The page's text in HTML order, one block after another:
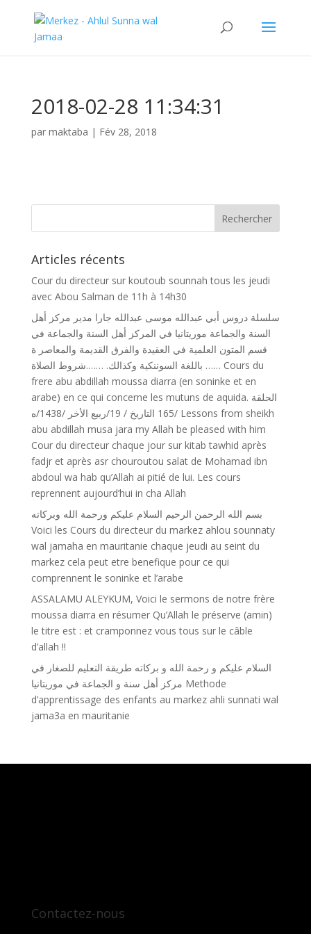
2018-02-28 11:34:31
par maktaba | Fév 28, 2018
Articles récents
Cour du directeur sur koutoub sounnah tous les jeudi
avec Abou Salman de 11h à 14h30
سلسلة دروس أبي عبدالله موسى عبدالله جارا مدير مركز أهل
السنة والجماعة موريتانيا في المركز أهل السنة والجماعة في
قسم المتون العلمية في العقيدة والفرق القديمة والمعاصر ة
باللغة السوننكية وكذالك. …….شروط الصلاة …… Cours du
frere abu abdillah moussa diarra (en soninke et en
arabe) en ce qui concerne les mutuns de aquida. الحلقة
/165 التاريخ / 19/ربيع اﻷخر /1438/ه Lessons from sheikh
abu abdillah musa jara my Allah be pleased with him
Cour du directeur chaque jour sur kitab tawhid après
fadjr et après asr chouroutou salat de Mohamad ibn
abdoul wa hab qu’Allah ai pitié de lui. Les cours
reprennent aujourd’hui in cha Allah
بسم الله الرحمن الرحيم السلام عليكم ورحمة الله وبركاته
Voici les Cours du directeur du markez ahlou sounnaty
wal jamaha en mauritanie chaque jeudi au seint du
markez cela peut etre benefique pour ce qui
comprennent le soninke et l’arabe
ASSALAMU ALEYKUM, Voici le sermons de notre frère
moussa diarra en résumer Qu’Allah le préserve (amin)
le titre est : et cramponnez vous tous sur le câble
d’allah !!
السلام عليكم و رحمة الله و بركاته طريقة التعليم للصغار في
مركز أهل سنة و الجماعة في موريتانيا Methode
d’apprentissage des enfants au markez ahli sunnati wal
jama3a en mauritanie
Contactez-nous